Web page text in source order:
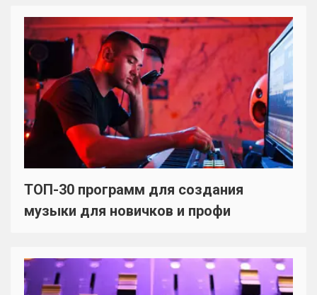
ТОП-30 программ для создания
музыки для новичков и профи